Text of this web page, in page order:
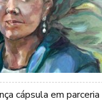
cápsula em parceria